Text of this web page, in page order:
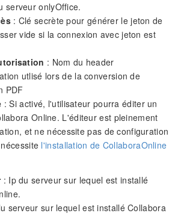
serveur onlyOffice.
: Clé secrète pour générer le jeton de
vide si la connexion avec jeton est
: Nom du header
utlisé lors de la conversion de
PDF
: Si activé, l'utilisateur pourra éditer un
Online. L'éditeur est pleinement
et ne nécessite pas de configuration
l'installation de CollaboraOnline
: Ip du serveur sur lequel est installé
serveur sur lequel est installé Collabora